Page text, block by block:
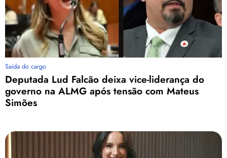
Saída do cargo
Deputada Lud Falcão deixa vice-liderança do
governo na ALMG após tensão com Mateus
Simões